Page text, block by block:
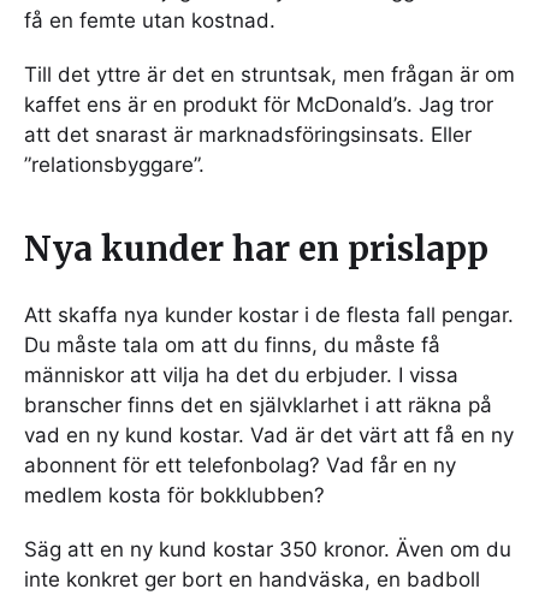
få en femte utan kostnad.
Till det yttre är det en struntsak, men frågan är om
kaffet ens är en produkt för McDonald’s. Jag tror
att det snarast är marknadsföringsinsats. Eller
”relationsbyggare”.
Nya kunder har en prislapp
Att skaffa nya kunder kostar i de flesta fall pengar.
Du måste tala om att du finns, du måste få
människor att vilja ha det du erbjuder. I vissa
branscher finns det en självklarhet i att räkna på
vad en ny kund kostar. Vad är det värt att få en ny
abonnent för ett telefonbolag? Vad får en ny
medlem kosta för bokklubben?
Säg att en ny kund kostar 350 kronor. Även om du
inte konkret ger bort en handväska, en badboll